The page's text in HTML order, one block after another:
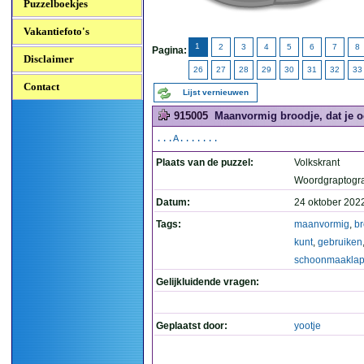
Puzzelboekjes
Vakantiefoto's
Disclaimer
Contact
Pagina: 1 2 3 4 5 6 7 8
26 27 28 29 30 31 32 33
Lijst vernieuwen
915005 Maanvormig broodje, dat je
...A.......
Plaats van de puzzel:
Volkskrant
Datum:
24 oktober
Tags:
maanvormig,
kunt, gebruiken,
Gelijkluidende vragen:
Geplaatst door: yootje